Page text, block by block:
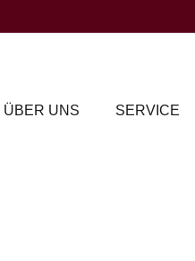
ÜBER UNS SERVICE